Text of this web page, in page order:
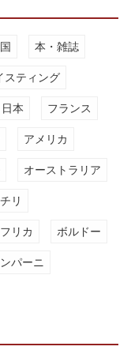
本・雑誌
スティング
日本 フランス
アメリカ
オーストラリア
チリ
リカ ボルドー
パーニ